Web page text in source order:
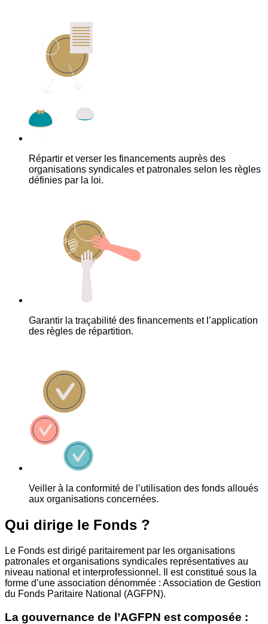
Répartir et verser les financements auprès des
organisations syndicales et patronales selon les règles
définies par la loi.
Garantir la traçabilité des financements et l’application
des règles de répartition.
Veiller à la conformité de l’utilisation des fonds alloués
aux organisations concernées.
Qui dirige le Fonds ?
Le Fonds est dirigé paritairement par les organisations
patronales et organisations syndicales représentatives au
niveau national et interprofessionnel. Il est constitué sous la
forme d’une association dénommée : Association de Gestion
du Fonds Paritaire National (AGFPN).
La gouvernance de l’AGFPN est composée :